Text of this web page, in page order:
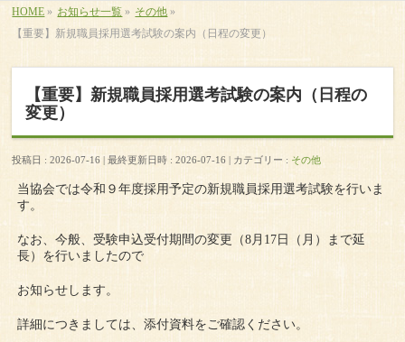
HOME » お知らせ一覧 » その他 »
【重要】新規職員採用選考試験の案内（日程の変更）
【重要】新規職員採用選考試験の案内（日程の
変更）
投稿日 : 2026-07-16 最終更新日時 : 2026-07-16 カテゴリー : その他
当協会では令和９年度採用予定の新規職員採用選考試験を行いま
す。
なお、今般、受験申込受付期間の変更（8月17日（月）まで延
長）を行いましたので
お知らせします。
詳細につきましては、添付資料をご確認ください。